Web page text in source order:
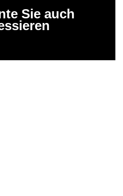
Sie auch